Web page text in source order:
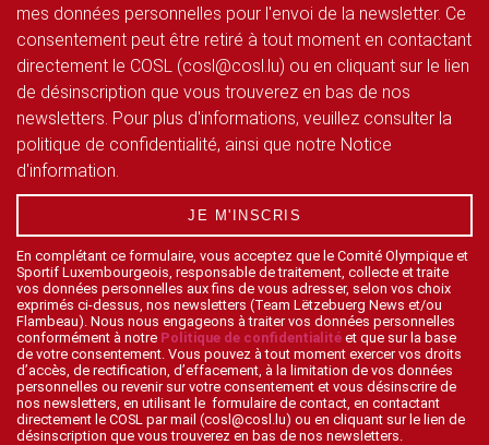
mes données personnelles pour l'envoi de la newsletter. Ce
consentement peut être retiré à tout moment en contactant
directement le COSL (cosl@cosl.lu) ou en cliquant sur le lien
de désinscription que vous trouverez en bas de nos
newsletters. Pour plus d'informations, veuillez consulter la
politique de confidentialité, ainsi que notre Notice
d'information.
JE M'INSCRIS
En complétant ce formulaire, vous acceptez que le Comité Olympique et
Sportif Luxembourgeois, responsable de traitement, collecte et traite
vos données personnelles aux fins de vous adresser, selon vos choix
exprimés ci-dessus, nos newsletters (Team Lëtzebuerg News et/ou
Flambeau). Nous nous engageons à traiter vos données personnelles
conformément à notre Politique de confidentialité et que sur la base
de votre consentement. Vous pouvez à tout moment exercer vos droits
d’accès, de rectification, d’effacement, à la limitation de vos données
personnelles ou revenir sur votre consentement et vous désinscrire de
nos newsletters, en utilisant le formulaire de contact, en contactant
directement le COSL par mail (cosl@cosl.lu) ou en cliquant sur le lien de
désinscription que vous trouverez en bas de nos newsletters.